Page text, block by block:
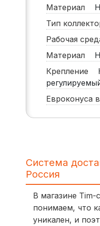
Материал
Тип
Рабочая
Материал
Крепление
Евроконуса
Система
Россия
В магазине
понимаем, что
уникален, и